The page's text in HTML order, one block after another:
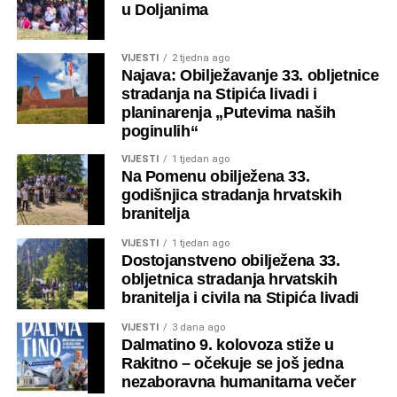
Hercegovine i Republike Hrvatske.
Središnji dio obilježavanja počeo je svečanim
misnim slavljem za sve poginule hrvatske
branitelje i civile koje je predvodio fra Andrija
Jozić, nekadašnji župnik Župe sv. Ilije Proroka u
Doljanima, a danas župnik Župe Suho Polje
pokraj Kupresa uz koncelebraciju brojnih
svećenika.
Pomen, jedno od najstarijih grobalja doljanskoga kraja, i
ove je godine bio mjesto molitve, zahvalnosti i sjećanja
naroda. Njihova žrtva ostaje trajno upisana u povijest
ovoga kraja i hrvatskog naroda.
u Doljanima
VIJESTI 2 tjedna ago
Najava: Obilježavanje 33. obljetnice
stradanja na Stipića livadi i
planinarenja „Putevima naših
poginulih“
VIJESTI 1 tjedan ago
Na Pomenu obilježena 33.
godišnjica stradanja hrvatskih
branitelja
VIJESTI 1 tjedan ago
Dostojanstveno obilježena 33.
obljetnica stradanja hrvatskih
branitelja i civila na Stipića livadi
VIJESTI 3 dana ago
Dalmatino 9. kolovoza stiže u
Rakitno – očekuje se još jedna
nezaboravna humanitarna večer